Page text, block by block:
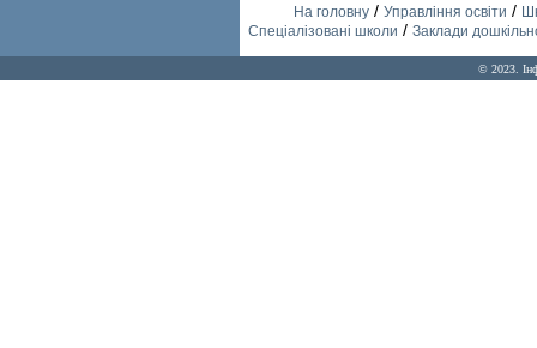
На головну/ Управління освіти /
Спеціалізовані школи / Заклади
© 2023.